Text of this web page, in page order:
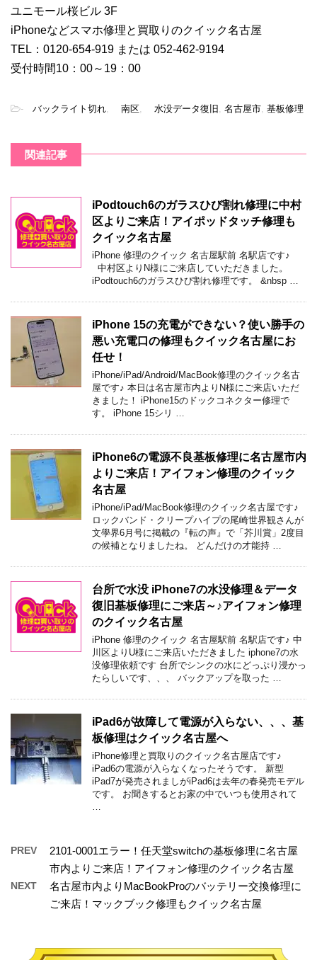
ユニモール桜ビル 3F
iPhoneなどスマホ修理と買取りのクイック名古屋
TEL：0120-654-919 または 052-462-9194
受付時間10：00～19：00
- バックライト切れ, 南区, 水没データ復旧 , 名古屋市, 基板修理
関連記事
iPodtouch6のガラスひび割れ修理に中村
区よりご来店！アイポッドタッチ修理も
クイック名古屋
iPhone 修理のクイック 名古屋駅前 名駅店です♪
中村区よりN様にご来店していただきました。
iPodtouch6のガラスひび割れ修理です。 &nbsp …
iPhone 15の充電ができない？使い勝手の
悪い充電口の修理もクイック名古屋にお
任せ！
iPhone/iPad/Android/MacBook修理のクイック名古
屋です♪ 本日は名古屋市内よりN様にご来店いただ
きました！ iPhone15のドックコネクター修理で
す。 iPhone 15シリ …
iPhone6の電源不良基板修理に名古屋市内
よりご来店！アイフォン修理のクイック
名古屋
iPhone/iPad/MacBook修理のクイック名古屋です♪
ロックバンド・クリープハイプの尾崎世界観さんが
文學界6月号に掲載の『転の声』で「芥川賞」2度目
の候補となりましたね。 どんだけの才能持 …
台所で水没 iPhone7の水没修理＆データ
復旧基板修理にご来店～♪アイフォン修理
のクイック名古屋
iPhone 修理のクイック 名古屋駅前 名駅店です♪ 中
川区よりU様にご来店いただきました iphone7の水
没修理依頼です 台所でシンクの水にどっぷり浸かっ
たらしいです、、、 バックアップを取った …
iPad6が故障して電源が入らない、、、基
板修理はクイック名古屋へ
iPhone修理と買取りのクイック名古屋店です♪
iPad6の電源が入らなくなったそうです。 新型
iPad7が発売されましがiPad6は去年の春発売モデル
です。 お聞きするとお家の中でいつも使用されて
…
PREV
2101-0001エラー！任天堂switchの基板修理に名古屋
市内よりご来店！アイフォン修理のクイック名古屋
NEXT
名古屋市内よりMacBookProのバッテリー交換修理に
ご来店！マックブック修理もクイック名古屋